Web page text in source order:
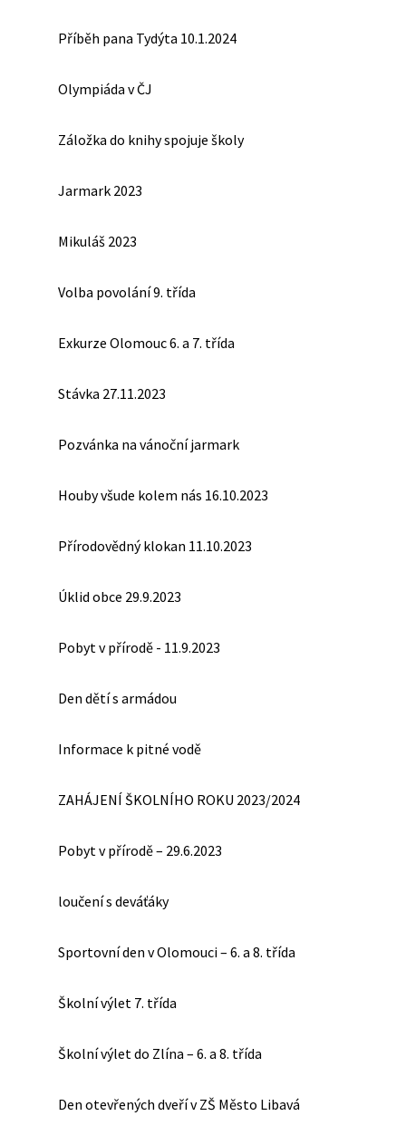
Příběh pana Tydýta 10.1.2024
Olympiáda v ČJ
Záložka do knihy spojuje školy
Jarmark 2023
Mikuláš 2023
Volba povolání 9. třída
Exkurze Olomouc 6. a 7. třída
Stávka 27.11.2023
Pozvánka na vánoční jarmark
Houby všude kolem nás 16.10.2023
Přírodovědný klokan 11.10.2023
Úklid obce 29.9.2023
Pobyt v přírodě - 11.9.2023
Den dětí s armádou
Informace k pitné vodě
ZAHÁJENÍ ŠKOLNÍHO ROKU 2023/2024
Pobyt v přírodě – 29.6.2023
loučení s deváťáky
Sportovní den v Olomouci – 6. a 8. třída
Školní výlet 7. třída
Školní výlet do Zlína – 6. a 8. třída
Den otevřených dveří v ZŠ Město Libavá